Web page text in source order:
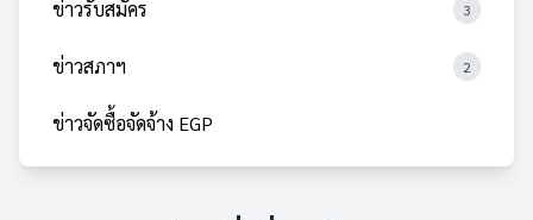
ข่าวรับสมัคร 3
ข่าวสภาฯ 2
ข่าวจัดซื้อจัดจ้าง EGP